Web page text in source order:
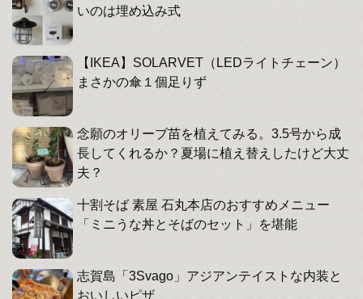
いのは埋め込み式
【IKEA】SOLARVET（LEDライトチェーン）
まさかの傘１個足りず
念願のオリーブ苗を植えてみる。3.5号から成
長してくれるか？夏場に植え替えしたけど大丈
夫？
十割そば 素屋 石丸本店のおすすめメニュー
「ミニうな丼とそばのセット」を堪能
志賀島「3Svago」アジアンテイストな内装と
おいしいピザ